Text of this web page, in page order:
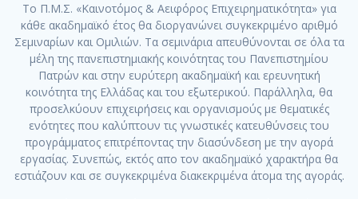
Το Π.Μ.Σ. «Καινοτόμος & Αειφόρος Επιχειρηματικότητα» για
κάθε ακαδημαϊκό έτος θα διοργανώνει συγκεκριμένο αριθμό
Σεμιναρίων και Ομιλιών. Τα σεμινάρια απευθύνονται σε όλα τα
μέλη της πανεπιστημιακής κοινότητας του Πανεπιστημίου
Πατρών και στην ευρύτερη ακαδημαϊκή και ερευνητική
κοινότητα της Ελλάδας και του εξωτερικού. Παράλληλα, θα
προσελκύουν επιχειρήσεις και οργανισμούς με θεματικές
ενότητες που καλύπτουν τις γνωστικές κατευθύνσεις του
προγράμματος επιτρέποντας την διασύνδεση με την αγορά
εργασίας. Συνεπώς, εκτός απο τον ακαδημαϊκό χαρακτήρα θα
εστιάζουν και σε συγκεκριμένα διακεκριμένα άτομα της αγοράς.